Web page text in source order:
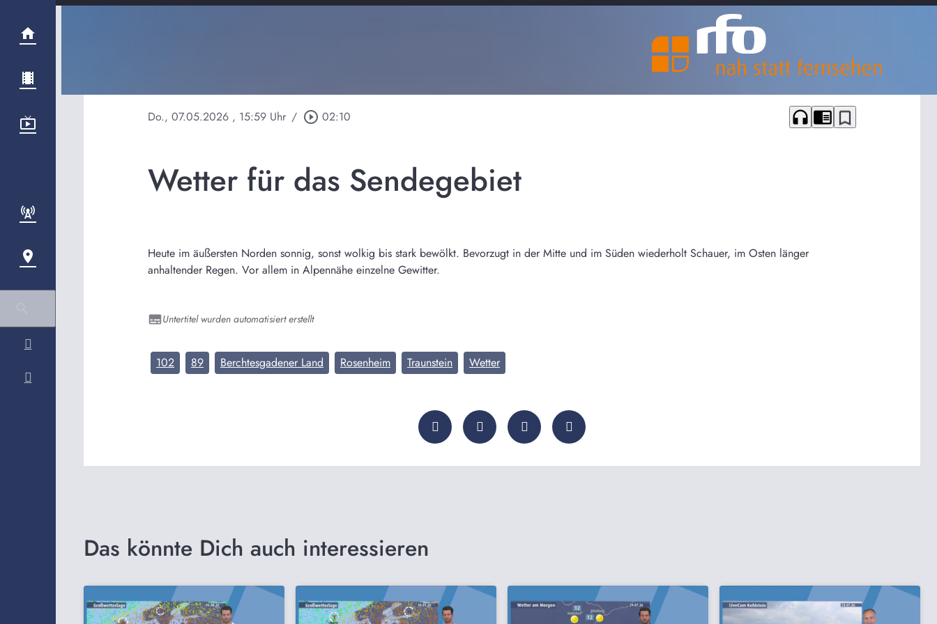
Do., 07.05.2026 , 15:59 Uhr / play_circle_outline 02:10 headphones chrome_reader_mode bookmark_border
Wetter für das Sendegebiet
Heute im äußersten Norden sonnig, sonst wolkig bis stark bewölkt. Bevorzugt in der Mitte und im Süden wiederholt Schauer, im Osten länger
anhaltender Regen. Vor allem in Alpennähe einzelne Gewitter.
Untertitel wurden automatisiert erstellt
102 89 Berchtesgadener Land Rosenheim Traunstein Wetter
Das könnte Dich auch interessieren